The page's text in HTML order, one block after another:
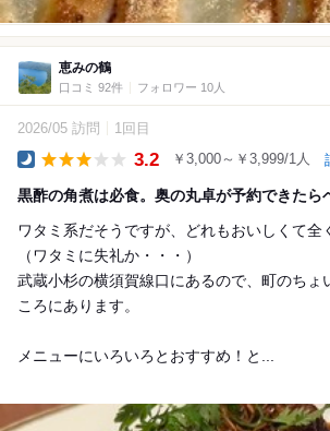
恵みの鶴
口コミ 92件 フォロワー 10人
2026/05 訪問 1回目
3.2 ￥3,000～￥3,999/1人
黒酢の角煮は必食。奥の丸卓が予約できたら
ワタミ系だそうですが、どれもおいしくて全
（ワタミに失礼か・・・）
武蔵小杉の横須賀線口にあるので、町のちょ
ころにあります。
メニューにいろいろとおすすめ！と...